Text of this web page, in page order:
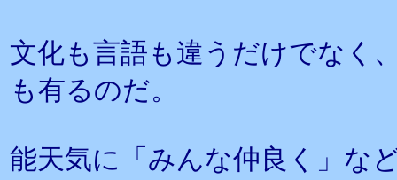
文化も言語も違うだけでなく
も有るのだ。
能天気に「みんな仲良く」な